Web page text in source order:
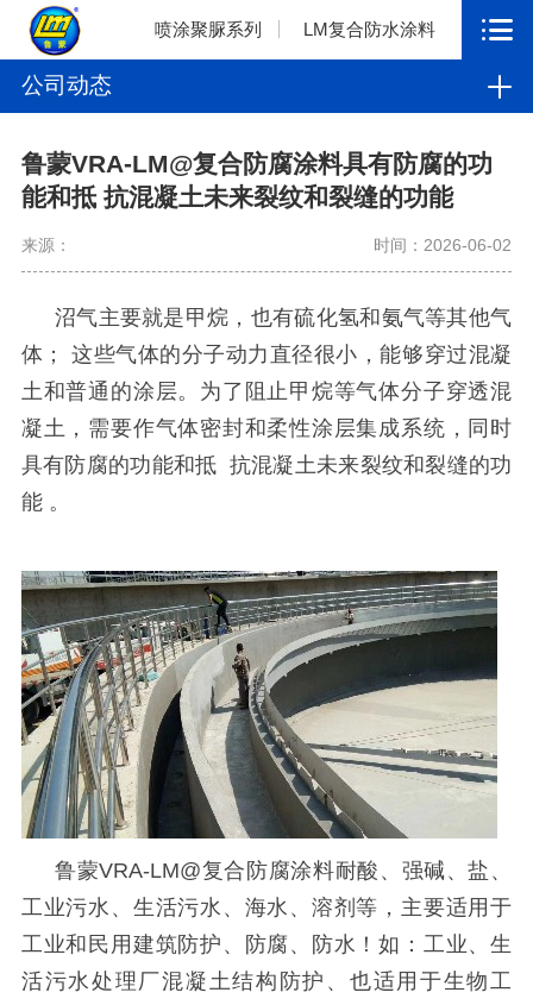
喷涂聚脲系列 LM复合防水涂料
公司动态
鲁蒙VRA-LM@复合防腐涂料具有防腐的功
能和抵 抗混凝土未来裂纹和裂缝的功能
来源： 时间：2026-06-02
沼气主要就是甲烷，也有硫化氢和氨气等其他气
体；
这些气体的分子动力直径很小，能够穿过混凝
土和普通的涂层。为了阻止甲烷等气体分子穿透混
凝土，需要作气体密封和柔性涂层集成系统，同时
具有防腐的功能和抵 抗混凝土未来裂纹和裂缝的功
能 。
鲁蒙VRA-LM@复合防腐涂料耐酸、强碱、盐、
工业污水、生活污水、海水、溶剂等，主要适用于
工业和民用建筑防护、防腐、防水！如：工业、生
活污水处理厂混凝土结构防护、也适用于生物工